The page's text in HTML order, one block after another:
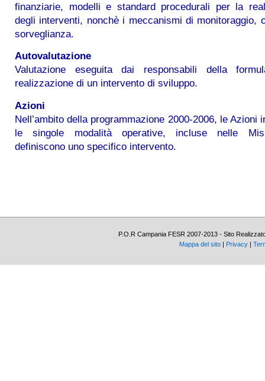
finanziarie, modelli e standard procedurali per la
degli interventi, nonchè i meccanismi di monitoraggio,
sorveglianza.
Autovalutazione
Valutazione eseguita dai responsabili della
realizzazione di un intervento di sviluppo.
Azioni
Nell’ambito della programmazione 2000-2006, le Azioni
le singole modalità operative, incluse nelle
definiscono uno specifico intervento.
P.O.R Campania FESR 2007-2013 - Sito
Mappa del sito| Privacy |